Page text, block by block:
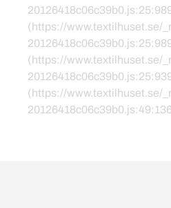
(https://www.textilhuset.se/
(https://www.textilhuset.se/
(https://www.textilhuset.se/